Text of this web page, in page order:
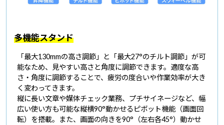
多機能スタンド
「最大130mmの高さ調節」と「最大27°のチルト調節」が可
能なため、見やすい高さと角度に調節できます。適度な高
さ・角度に調節することで、疲労の度合いや作業効率が大き
く変わってきます。
縦に長い文章や媒体チェック業務、プチサイネージなど、幅
広い使い方も可能な縦横90°動かせるピボット機能（画面回
転）を搭載。また、画面の向きを90°（左右各45°）動かせ